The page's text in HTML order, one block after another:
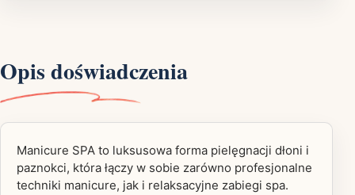
Opis doświadczenia
Manicure SPA to luksusowa forma pielęgnacji dłoni i
paznokci, która łączy w sobie zarówno profesjonalne
techniki manicure, jak i relaksacyjne zabiegi spa.